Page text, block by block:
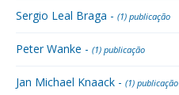
Sergio Leal Braga - (1) publicação
Peter Wanke - (1) publicação
Jan Michael Knaack - (1) publicação